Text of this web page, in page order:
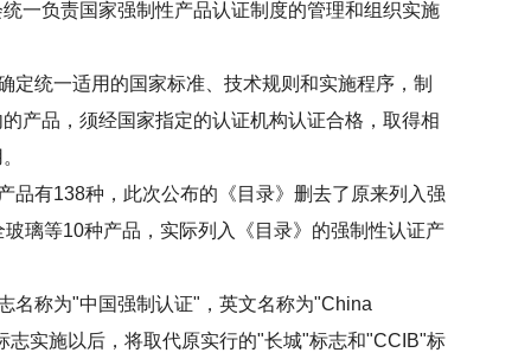
一负责国家强制性产品认证制度的管理和组织实施
统一适用的国家标准、技术规则和实施程序，制
产品，须经国家指定的认证机构认证合格，取得相
有138种，此次公布的《目录》删去了原来列入强
璃等10种产品，实际列入《目录》的强制性认证产
称为"中国强制认证"，英文名称为"China
实施以后，将取代原实行的"长城"标志和"CCIB"标